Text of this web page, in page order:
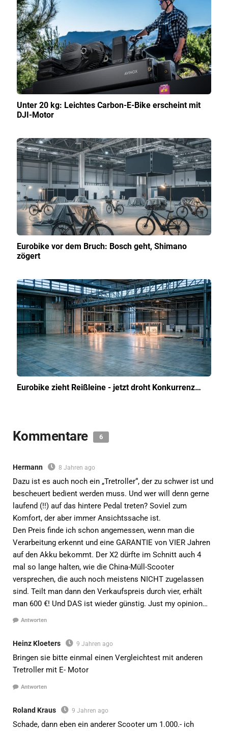
Unter 20 kg: Leichtes Carbon-E-Bike erscheint mit
DJI-Motor
Eurobike vor dem Bruch: Bosch geht, Shimano
zögert
Eurobike zieht Reißleine - jetzt droht Konkurrenz…
Kommentare 6
Hermann 8 Jahren ago
Dazu ist es auch noch ein „Tretroller“, der zu schwer ist und
bescheuert bedient werden muss. Und wer will denn gerne
laufend (!!) auf das hintere Pedal treten? Soviel zum
Komfort, der aber immer Ansichtssache ist.
Den Preis finde ich schon angemessen, wenn man die
Verarbeitung erkennt und eine GARANTIE von VIER Jahren
auf den Akku bekommt. Der X2 dürfte im Schnitt auch 4
mal so lange halten, wie die China-Müll-Scooter
versprechen, die auch noch meistens NICHT zugelassen
sind. Teilt man dann den Verkaufspreis durch vier, erhält
man 600 €! Und DAS ist wieder günstig. Just my opinion…
Antworten
Heinz Kloeters 9 Jahren ago
Bringen sie bitte einmal einen Vergleichtest mit anderen
Tretroller mit E- Motor
Antworten
Roland Kraus 9 Jahren ago
Schade, dann eben ein anderer Scooter um 1.000.- ich